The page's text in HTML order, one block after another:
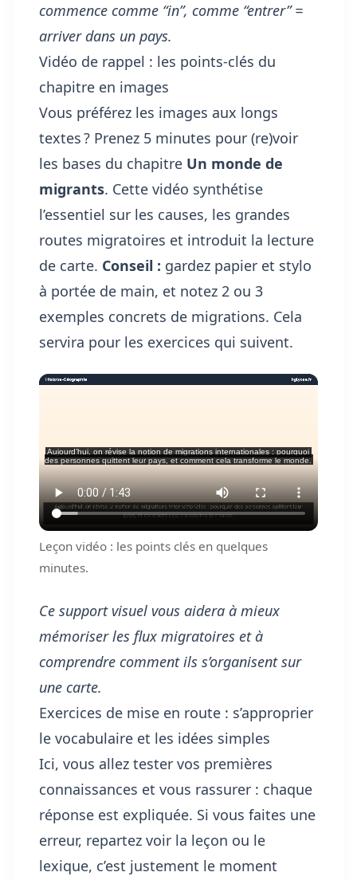
commence comme “in”, comme “entrer” =
arriver dans un pays.
Vidéo de rappel : les points-clés du
chapitre en images
Vous préférez les images aux longs
textes ? Prenez 5 minutes pour (re)voir
les bases du chapitre Un monde de
migrants. Cette vidéo synthétise
l’essentiel sur les causes, les grandes
routes migratoires et introduit la lecture
de carte. Conseil : gardez papier et stylo
à portée de main, et notez 2 ou 3
exemples concrets de migrations. Cela
servira pour les exercices qui suivent.
Leçon vidéo : les points clés en quelques
minutes.
Ce support visuel vous aidera à mieux
mémoriser les flux migratoires et à
comprendre comment ils s’organisent sur
une carte.
Exercices de mise en route : s’approprier
le vocabulaire et les idées simples
Ici, vous allez tester vos premières
connaissances et vous rassurer : chaque
réponse est expliquée. Si vous faites une
erreur, repartez voir la leçon ou le
lexique, c’est justement le moment